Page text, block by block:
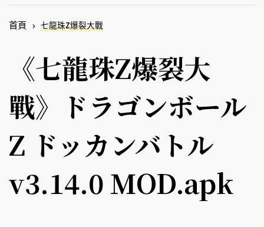
首頁 七龍珠Z爆裂大戰
《七龍珠Z爆裂大
戰》ドラゴンボール
Z ドッカンバトル
v3.14.0 MOD.apk